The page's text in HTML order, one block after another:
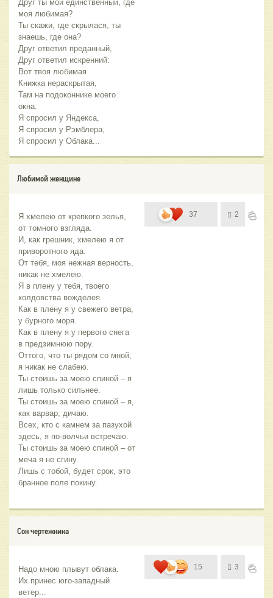
Друг ты мой единственный, где
моя любимая?
Ты скажи, где скрылася, ты
знаешь, где она?
Друг ответил преданный,
Друг ответил искренний:
Вот твоя любимая
Книжка нераскрытая,
Там на подоконнике моего
окна.
Я спросил у Яндекса,
Я спросил у Рэмблера,
Я спросил у Облака...
Любимой женщине
Я хмелею от крепкого зелья,
от томного взгляда.
И, как грешник, хмелею я от
приворотного яда.
От тебя, моя нежная верность,
никак не хмелею.
Я в плену у тебя, твоего
колдовства вожделея.
Как в плену я у свежего ветра,
у бурного моря.
Как в плену я у первого снега
в предзимнюю пору.
Оттого, что ты рядом со мной,
я никак не слабею.
Ты стоишь за моею спиной – я
лишь только сильнее.
Ты стоишь за моею спиной – я,
как варвар, дичаю.
Всех, кто с камнем за пазухой
здесь, я по-волчьи встречаю.
Ты стоишь за моею спиной – от
меча я не сгину.
Лишь с тобой, будет срок, это
бранное поле покину.
37 2
Сон чертежника
Надо мною плывут облака.
Их принес юго-западный
ветер...
15 3